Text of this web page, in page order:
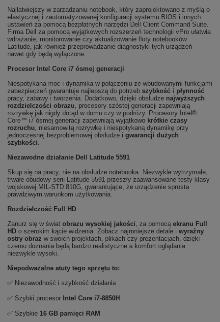
Najłatwiejszy w zarządzaniu notebook, który zaprojektowano z myślą o
elastycznej i zautomatyzowanej konfiguracji systemu BIOS i innych
ustawień za pomocą bezpłatnych narzędzi Dell Client Command Suite.
Firma Dell za pomocą wyjątkowych rozszerzeń technologii vPro ułatwia
wdrażanie, monitorowanie czy aktualizowanie floty notebooków
Latitude, jak również przeprowadzanie diagnostyki tych urządzeń -
nawet gdy będą wyłączone.
Procesor Intel Core i7 ósmej generacji
Niespotykana moc i dynamika w połączeniu ze wbudowanymi funkcjami
zabezpieczeń gwarantuje najlepszą do potrzeb szybkość i płynność
pracy, zabawy i tworzenia. Dodatkowo, dzięki obsłudze najwyższych
rozdzielczości obrazu, procesory szóstej generacji zapewniają
rozrywkę jak nigdy dotąd w domu czy w podróży. Procesory Intel®
Core™ i7 ósmej generacji zapewniają wyjątkowo krótkie czasy
rozruchu, niesamowitą rozrywkę i niespotykaną dynamikę przy
jednoczesnej bezproblemowej obsłudze i gwarancji dużych
szybkości.
Niezawodne działanie Dell Latitude 5591
Skup się na pracy, nie na obsłudze notebooka. Niezwykle wytrzymałe,
trwałe obudowy serii Latitude 5591 przeszły zaawansowane testy klasy
wojskowej MIL-STD 810G, gwarantujące, że urządzenie sprosta
prawdziwym warunkom użytkowania.
Rozdzielczość Full HD
Zanurz się w świat obrazu wysokiej jakości, za pomocą ekranu Full
HD o szerokim kącie widzenia. Zobacz najmniejsze detale i wyraźny
ostry obraz w swoich projektach, plikach czy prezentacjach, dzięki
czemu doznania będą bardzo realistyczne a komfort oglądania
niezwykle wysoki.
Niepodważalne atuty tego sprzętu to:
✅ Niezawodność i szybkość działania
✅ Szybki procesor Intel Core i7-8850H
✅ Szybkie 16 GB pamięci RAM